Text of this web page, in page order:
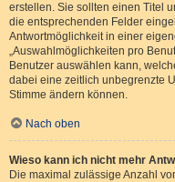
erstellen. Sie sollten einen Titel
die entsprechenden Felder
Antwortmöglichkeit in einer
„Auswahlmöglichkeiten pro
Benutzer auswählen kann,
dabei eine zeitlich unbegrenzte
Stimme ändern können.
Nach oben
Wieso kann ich nicht mehr
Die maximal zulässige Anzahl